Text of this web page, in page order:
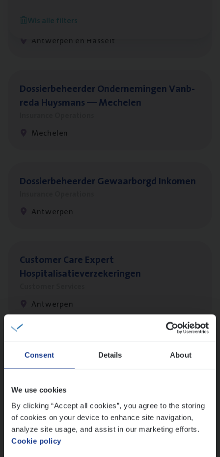
Consent Details About
We use cookies
By clicking “Accept all cookies”, you agree to the storing
of cookies on your device to enhance site navigation,
analyze site usage, and assist in our marketing efforts.
Cookie policy
Wis alle filters
Insurance Operations
Antwerpen en Hasselt
Dos­sier­be­heer­der Onder­ne­min­gen Van­b­
re­da Huys­mans — Mechelen
Mechelen
Dos­sier­be­heer­der Gewaar­borgd Inkomen
Antwerpen
Cus­to­mer Care Expert
Hospitalisatieverzekeringen
Antwerpen
Client Exe­cu­ti­ve Marine
Claims­hand­ler Fleet&Bike
Claims Management